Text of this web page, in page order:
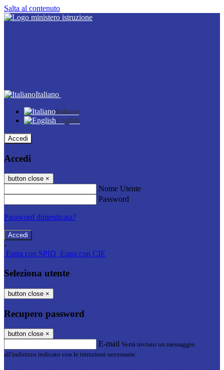
Salta al contenuto
Italiano
Italiano
English
Accedi
Accedi
button close ×
Nome Utente
Password
Password dimenticata?
-
Entra con SPID Entra con CIE
Seleziona utente
button close ×
Recupero password
button close ×
E-mail Verrà inviato un messaggio
all'indirizzo indicato con le istruzioni necessarie.